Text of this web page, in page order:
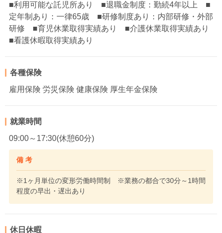
■利用可能な託児所あり ■退職金制度：勤続4年以上 ■
定年制あり：一律65歳 ■研修制度あり：内部研修・外部
研修 ■育児休業取得実績あり ■介護休業取得実績あり
■看護休暇取得実績あり
各種保険
雇用保険 労災保険 健康保険 厚生年金保険
就業時間
09:00～17:30(休憩60分)
備 考
※1ヶ月単位の変形労働時間制 ※業務の都合で30分～1時間
程度の早出・遅出あり
休日休暇